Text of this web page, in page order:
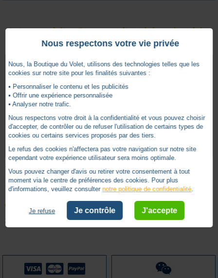
Autres produits - Store occultant à énergie solaire
55X98 BEIGE 1085
VELUX -VXDSLCK041085
Expédition sous 60 jours
334,10
55X98 BLEU 1100
VELUX -VXDSLCK041100
Expédition sous 60 jours
334,10€TTC
Nous respectons votre vie privée
Nous, la Boutique du Volet, utilisons des technologies telles que les
cookies sur notre site pour les finalités suivantes :
• Personnaliser le contenu et les publicités
• Offrir une expérience personnalisée
• Analyser notre trafic.
Nous respectons votre droit à la confidentialité et vous pouvez choisir
d'accepter, de contrôler ou de refuser l'utilisation de certains types de
cookies ou certains services proposés par des tiers.
Le refus des cookies n'affectera pas votre navigation sur notre site
cependant votre expérience utilisateur sera moins optimale.
Vous pouvez changer d'avis ou retirer votre consentement à tout
moment via le centre de préférences des cookies. Pour plus
d'informations, veuillez consulter notre politique de confidentialité.
Je refuse Je contrôle J'accepte